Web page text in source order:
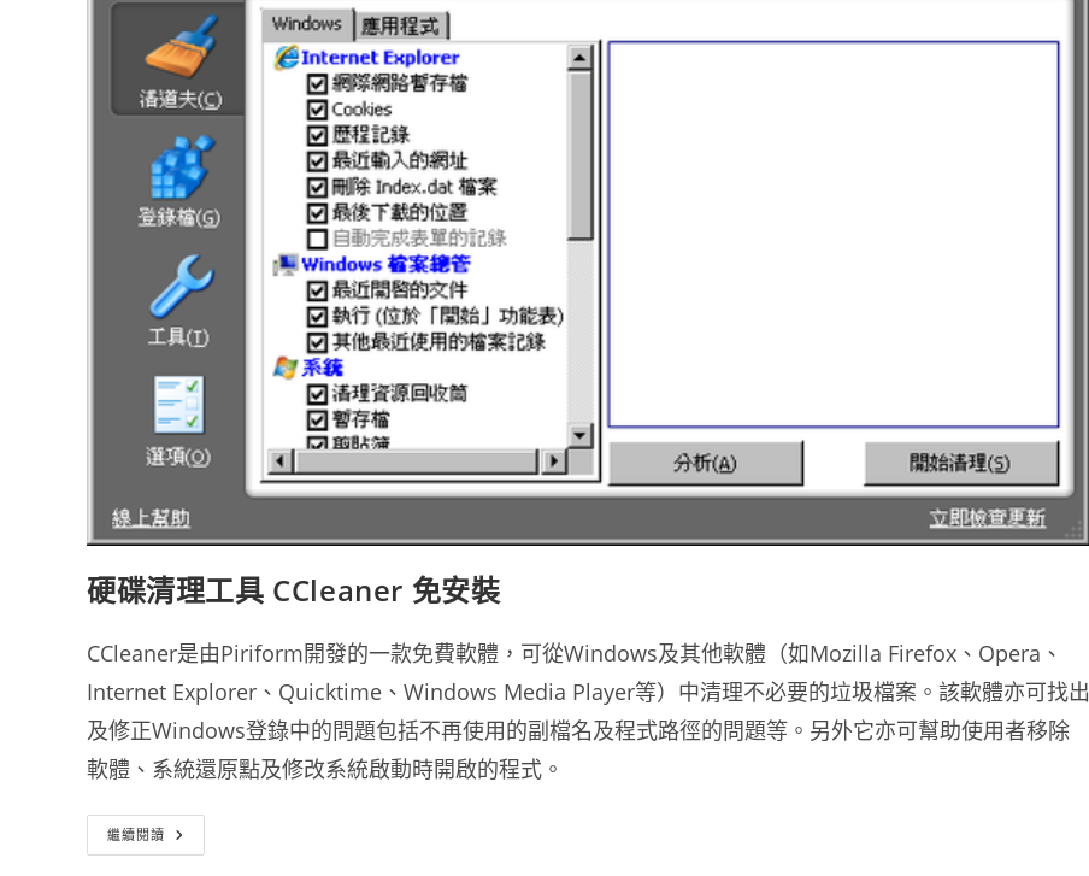
硬碟清理工具 CCleaner 免安裝
CCleaner是由Piriform開發的一款免費軟體，可從Windows及其他軟體（如Mozilla Firefox、Opera、
Internet Explorer、Quicktime、Windows Media Player等）中清理不必要的垃圾檔案。該軟體亦可找出
及修正Windows登錄中的問題包括不再使用的副檔名及程式路徑的問題等。另外它亦可幫助使用者移除
軟體、系統還原點及修改系統啟動時開啟的程式。
繼續閱讀 硬
碟